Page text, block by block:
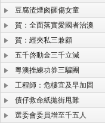
豆腐渣煙囪砸傷女童
賀：全面落實愛國者治澳
賀：經夾私三兼顧
五千啓動金三千立減
粵澳挫練功券三騙團
工程師：危樓宜及早加固
債仔救命紙拋街甩難
選委會委員增至千五人